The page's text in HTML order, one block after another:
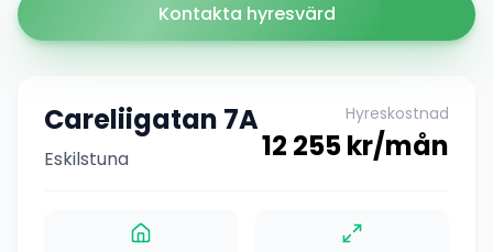
Kontakta hyresvärd
Careliigatan 7A
Eskilstuna
Hyreskostnad
12 255kr/mån